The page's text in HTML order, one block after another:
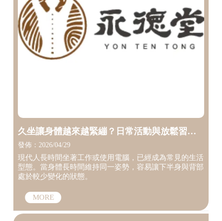
久坐讓身體越來越緊繃？日常活動與放鬆習慣
一次了解【台中筋膜調理】【台中徒手調整】
發佈：2026/04/29
現代人長時間坐著工作或使用電腦，已經成為常見的生活
型態。當身體長時間維持同一姿勢，容易讓下半身與背部
處於較少變化的狀態。